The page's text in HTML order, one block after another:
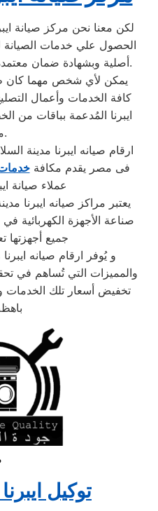
لكن معنا نحن مركز صيانة
الحصول علي خدمات الصيانة
أصلية وبشهادة ضمان معتمدة من مركز صيانة ايبرنا المعتمد.
يمكن لأي شخص مهما كان
كافة الخدمات وأعمال
ايبرنا المُدعمة بباقات من
مثيل.
ارقام صيانه ايبرنا مدينة
فى مصر يقدم مكافةخدمات
عملاء صيانة
يعتبر مراكز صيانه ايبرنا
صناعة الأجهزة
جميع أجهزتها
و يُوفر ارقام صيانه
والمميزات التي تُساهم في
تخفيض أسعار تلك الخدمات
توكيل